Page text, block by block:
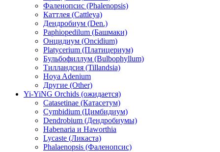
Фаленопсис (Phalenopsis)
Каттлея (Cattleya)
Дендробиум (Den.)
Paphiopedilum (Башмаки)
Онцидиум (Oncidium)
Platycerium (Платицериум)
Бульбофиллум (Bulbophyllum)
Тилландсия (Tillandsia)
Hoya Adenium
Другие (Other)
Yi-YiNG Orchids (ожидается)
Catasetinae (Катасетум)
Cymbidium (Цимбидиум)
Dendrobium (Дендробиумы)
Habenaria и Haworthia
Lycaste (Ликаста)
Phalaenopsis (Фаленопсис)